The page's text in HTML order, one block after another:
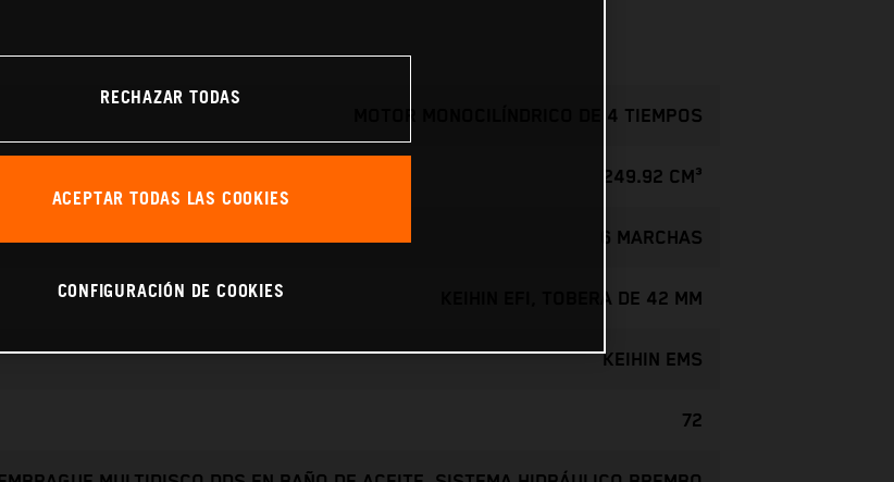
MOTOR MONOCILÍNDRICO DE 4 TIEMPOS
249.92 CM³
6 MARCHAS
KEIHIN EFI, TOBERA DE 42 MM
KEIHIN EMS
72
RECHAZAR TODAS
ACEPTAR TODAS LAS COOKIES
CONFIGURACIÓN DE COOKIES